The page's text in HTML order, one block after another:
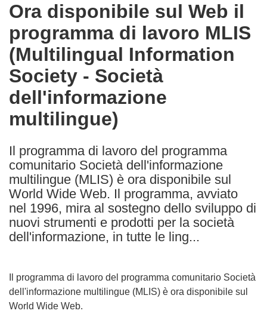
the
following
languages:
Ora disponibile sul Web il
programma di lavoro MLIS
(Multilingual Information
Society - Società
dell'informazione
multilingue)
Il programma di lavoro del programma
comunitario Società dell'informazione
multilingue (MLIS) è ora disponibile sul
World Wide Web. Il programma, avviato
nel 1996, mira al sostegno dello sviluppo di
nuovi strumenti e prodotti per la società
dell'informazione, in tutte le ling...
Il programma di lavoro del programma comunitario Società
dell'informazione multilingue (MLIS) è ora disponibile sul
World Wide Web.